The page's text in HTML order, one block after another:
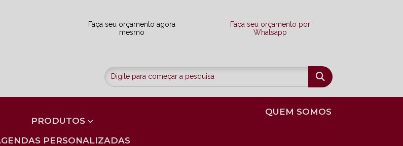
Faça seu orçamento agora
mesmo
Faça seu orçamento por
Whatsapp
QUEM SOMOS
PRODUTOS
AGENDAS PERSONALIZADAS